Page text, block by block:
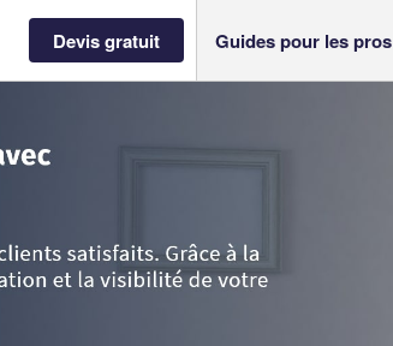
Devis gratuit Guides pour les pros